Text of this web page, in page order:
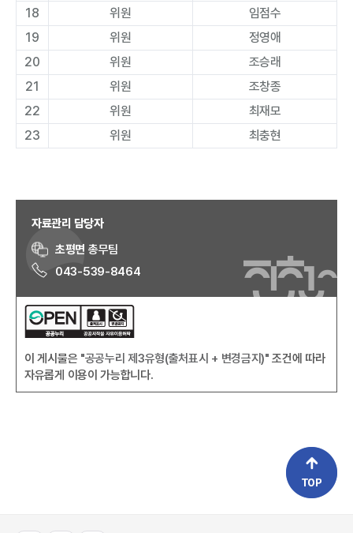
18
위원
임점수
19
위원
정영애
20
위원
조승래
21
위원
조창종
22
위원
최재모
23
위원 최충현
자료관리 담당자
초평면 총무팀
043-539-8464
이 게시물은 "공공누리 제3유형(출처표시 + 변경금지)" 조건에 따라
자유롭게 이용이 가능합니다.